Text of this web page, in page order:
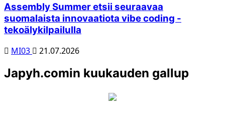
Assembly Summer etsii seuraavaa
suomalaista innovaatiota vibe coding -
tekoälykilpailulla
MI03 21.07.2026
Japyh.comin kuukauden gallup